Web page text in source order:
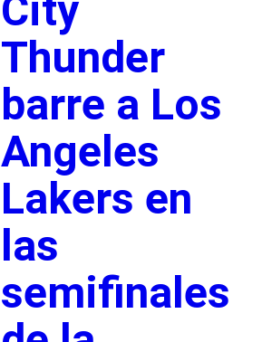
Thunder
barre a Los
Angeles
Lakers en
las
semifinales